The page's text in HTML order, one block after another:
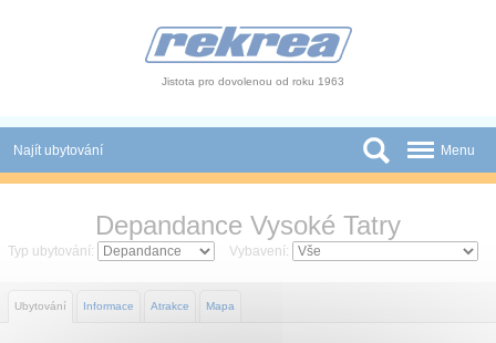
Jistota pro dovolenou od roku 1963
Najít ubytování
Slevy a Last Minute
Menu
Depandance Vysoké Tatry
Typ ubytování: Vybavení:
Ubytování Informace Atrakce Mapa